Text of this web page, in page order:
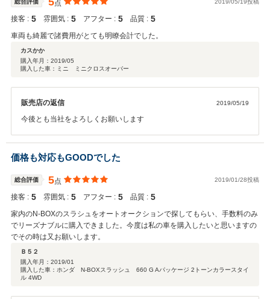
総合評価 点 2019/05/19投稿
接客 : 5 雰囲気 : 5 アフター : 5 品質 : 5
車両も綺麗で諸費用がとても明瞭会計でした。
カスかか
購入年月： 2019/05
購入した車：ミニ ミニクロスオーバー
販売店の返信 2019/05/19
今後とも当社をよろしくお願いします
価格も対応もGOODでした
総合評価 5点 2019/01/28投稿
接客 : 5 雰囲気 : 5 アフター : 5 品質 : 5
家内のN-BOXのスラシュをオートオークションで探してもらい、手数料のみ
でリーズナブルに購入できました。今度は私の車を購入したいと思いますの
でその時は又お願いします。
Ｂ５２
購入年月： 2019/01
購入した車：ホンダ N-BOXスラッシュ 660 G Aパッケージ 2トーンカラースタイ
ル 4WD